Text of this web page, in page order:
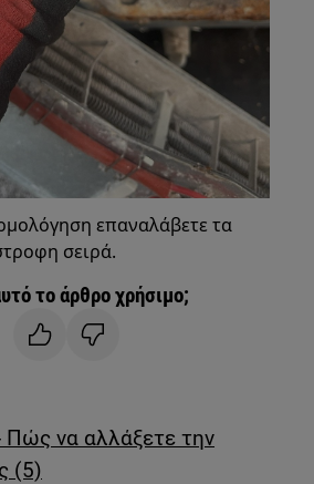
επαναλάβετε τα
σειρά.
το άρθρο χρήσιμο;
Πώς να αλλάξετε την
(5)